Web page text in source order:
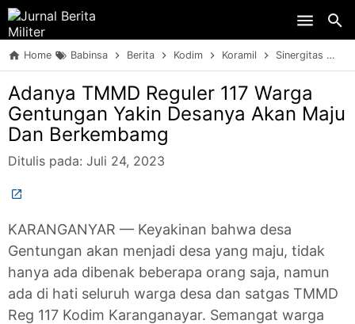
Home Babinsa Berita Kodim Koramil Sinergitas
Adanya TMMD Reguler 117 Warga
Gentungan Yakin Desanya Akan Maju
Dan Berkembamg
Ditulis pada: Juli 24, 2023
KARANGANYAR — Keyakinan bahwa desa
Gentungan akan menjadi desa yang maju, tidak
hanya ada dibenak beberapa orang saja, namun
ada di hati seluruh warga desa dan satgas TMMD
Reg 117 Kodim Karanganayar. Semangat warga